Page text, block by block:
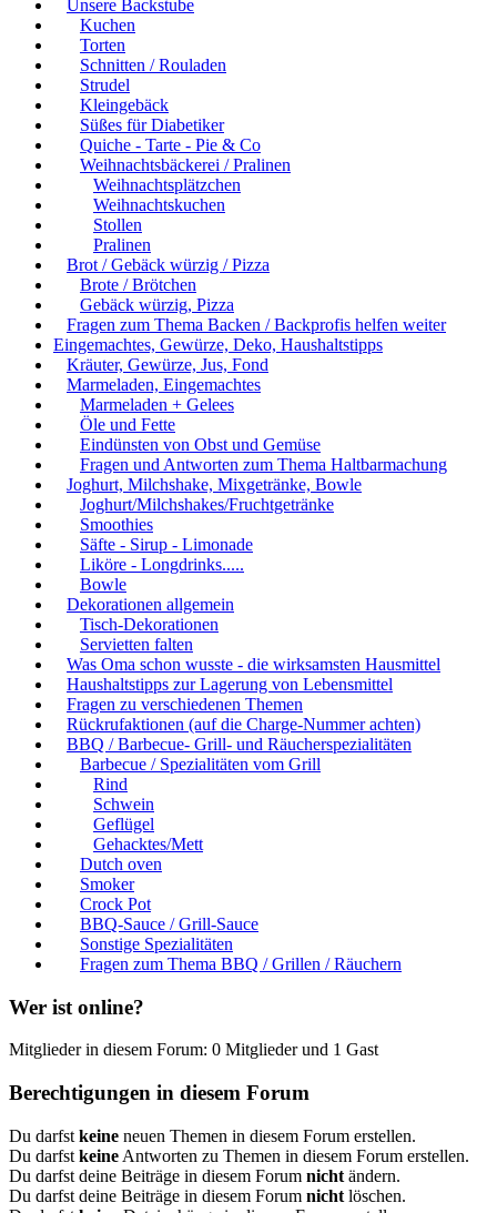
Unsere Backstube
Kuchen
Torten
Schnitten / Rouladen
Strudel
Kleingebäck
Süßes für Diabetiker
Quiche - Tarte - Pie & Co
Weihnachtsbäckerei / Pralinen
Weihnachtsplätzchen
Weihnachtskuchen
Stollen
Pralinen
Brot / Gebäck würzig / Pizza
Brote / Brötchen
Gebäck würzig, Pizza
Fragen zum Thema Backen / Backprofis helfen weiter
Eingemachtes, Gewürze, Deko, Haushaltstipps
Kräuter, Gewürze, Jus, Fond
Marmeladen, Eingemachtes
Marmeladen + Gelees
Öle und Fette
Eindünsten von Obst und Gemüse
Fragen und Antworten zum Thema Haltbarmachung
Joghurt, Milchshake, Mixgetränke, Bowle
Joghurt/Milchshakes/Fruchtgetränke
Smoothies
Säfte - Sirup - Limonade
Liköre - Longdrinks.....
Bowle
Dekorationen allgemein
Tisch-Dekorationen
Servietten falten
Was Oma schon wusste - die wirksamsten Hausmittel
Haushaltstipps zur Lagerung von Lebensmittel
Fragen zu verschiedenen Themen
Rückrufaktionen (auf die Charge-Nummer achten)
BBQ / Barbecue- Grill- und Räucherspezialitäten
Barbecue / Spezialitäten vom Grill
Rind
Schwein
Geflügel
Gehacktes/Mett
Dutch oven
Smoker
Crock Pot
BBQ-Sauce / Grill-Sauce
Sonstige Spezialitäten
Fragen zum Thema BBQ / Grillen / Räuchern
Wer ist online?
Mitglieder in diesem Forum: 0 Mitglieder und 1 Gast
Berechtigungen in diesem Forum
Du darfst keine neuen Themen in diesem Forum erstellen.
Du darfst keine Antworten zu Themen in diesem Forum erstellen.
Du darfst deine Beiträge in diesem Forum nicht ändern.
Du darfst deine Beiträge in diesem Forum nicht löschen.